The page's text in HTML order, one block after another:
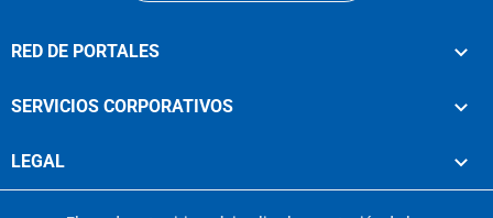
RED DE PORTALES
SERVICIOS CORPORATIVOS
LEGAL